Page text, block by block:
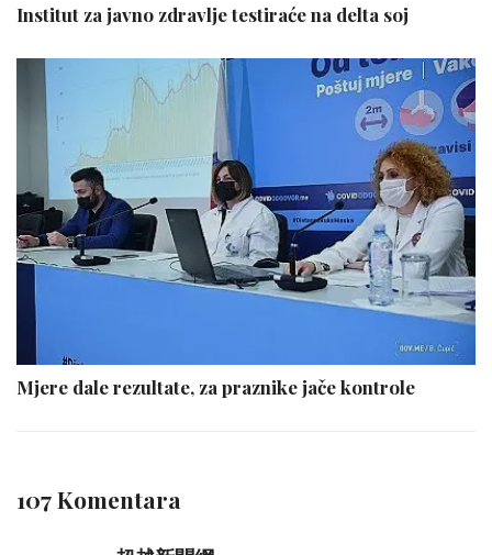
Institut za javno zdravlje testiraće na delta soj
Mjere dale rezultate, za praznike jače kontrole
107 Komentara